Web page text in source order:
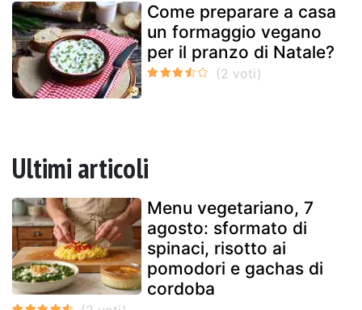
Come preparare a casa
un formaggio vegano
per il pranzo di Natale?
Ultimi articoli
Menu vegetariano, 7
agosto: sformato di
spinaci, risotto ai
pomodori e gachas di
cordoba